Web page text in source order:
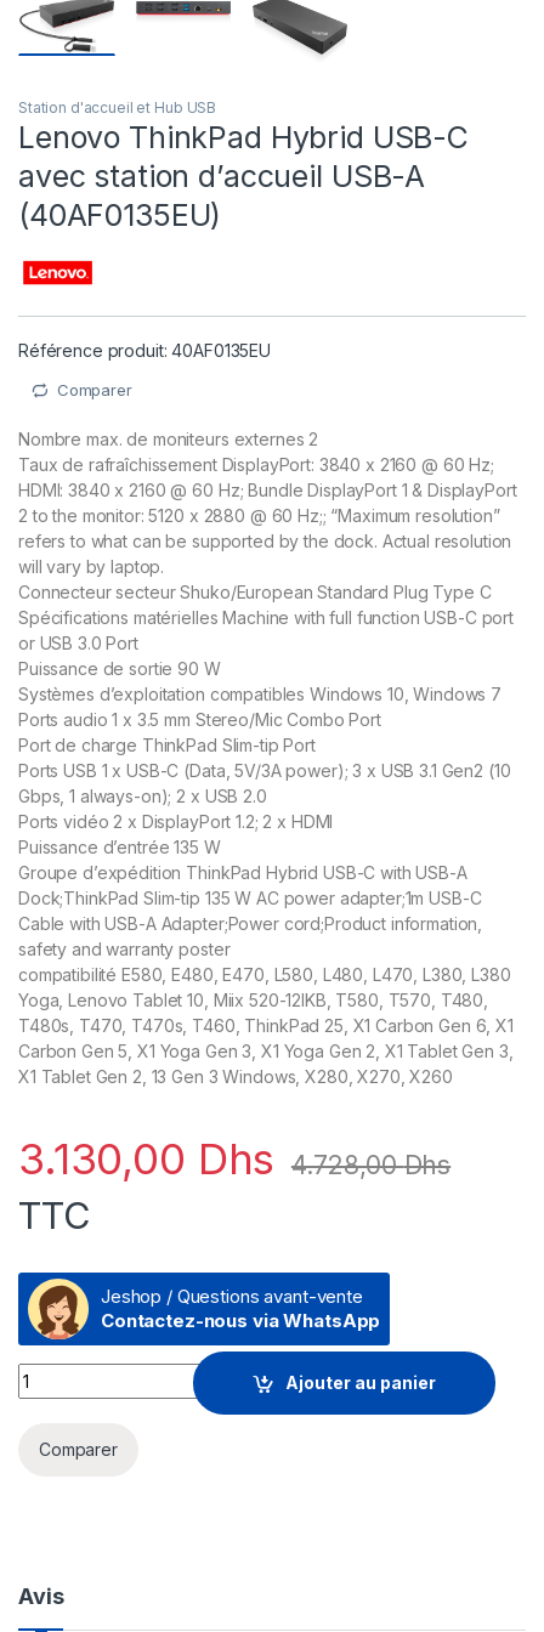
Station d'accueil et Hub USB
Lenovo ThinkPad Hybrid USB-C
avec station d’accueil USB-A
(40AF0135EU)
Référence produit: 40AF0135EU
Comparer
Nombre max. de moniteurs externes 2
Taux de rafraîchissement DisplayPort: 3840 x 2160 @ 60 Hz;
HDMI: 3840 x 2160 @ 60 Hz; Bundle DisplayPort 1 & DisplayPort
2 to the monitor: 5120 x 2880 @ 60 Hz;; “Maximum resolution”
refers to what can be supported by the dock. Actual resolution
will vary by laptop.
Connecteur secteur Shuko/European Standard Plug Type C
Spécifications matérielles Machine with full function USB-C port
or USB 3.0 Port
Puissance de sortie 90 W
Systèmes d’exploitation compatibles Windows 10, Windows 7
Ports audio 1 x 3.5 mm Stereo/Mic Combo Port
Port de charge ThinkPad Slim-tip Port
Ports USB 1 x USB-C (Data, 5V/3A power); 3 x USB 3.1 Gen2 (10
Gbps, 1 always-on); 2 x USB 2.0
Ports vidéo 2 x DisplayPort 1.2; 2 x HDMI
Puissance d’entrée 135 W
Groupe d’expédition ThinkPad Hybrid USB-C with USB-A
Dock;ThinkPad Slim-tip 135 W AC power adapter;1m USB-C
Cable with USB-A Adapter;Power cord;Product information,
safety and warranty poster
compatibilité E580, E480, E470, L580, L480, L470, L380, L380
Yoga, Lenovo Tablet 10, Miix 520-12IKB, T580, T570, T480,
T480s, T470, T470s, T460, ThinkPad 25, X1 Carbon Gen 6, X1
Carbon Gen 5, X1 Yoga Gen 3, X1 Yoga Gen 2, X1 Tablet Gen 3,
X1 Tablet Gen 2, 13 Gen 3 Windows, X280, X270, X260
3.130,00 Dhs 4.728,00Dhs
TTC
Jeshop / Questions avant-vente
Contactez-nous via WhatsApp
Lenovo ThinkPad Hybrid USB-C avec station d'accueil USB-
Ajouter au panier
Comparer
Avis